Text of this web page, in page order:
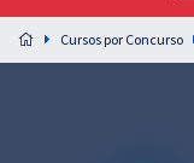
Preparação completa e
residências em saúde do
Cursos por Concurso